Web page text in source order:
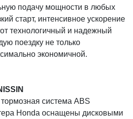
подачу мощности в любых
старт, интенсивное ускорение
технологичный и надежный
поездку не только
экономичной.
система ABS
Honda оснащены дисковыми